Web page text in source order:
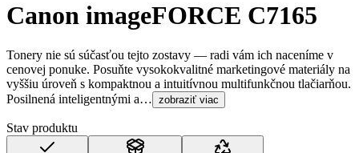
Canon imageFORCE C7165
Tonery nie sú súčasťou tejto zostavy — radi vám ich naceníme v
cenovej ponuke. Posuňte vysokokvalitné marketingové materiály na
vyššiu úroveň s kompaktnou a intuitívnou multifunkčnou tlačiarňou.
Posilnená inteligentnými a… zobraziť viac
Stav produktu